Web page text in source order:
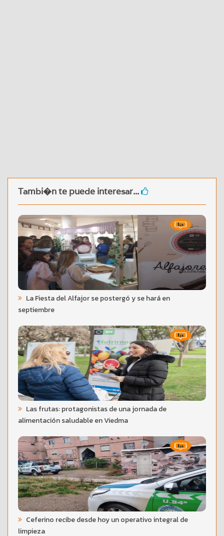
Tambi�n te puede interesar...
La Fiesta del Alfajor se postergó y se hará en
septiembre
Las frutas: protagonistas de una jornada de
alimentación saludable en Viedma
Ceferino recibe desde hoy un operativo integral de
limpieza